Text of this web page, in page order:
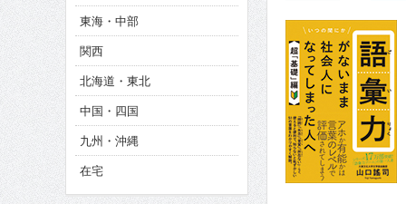
東海・中部
関西
北海道・東北
中国・四国
九州・沖縄
在宅